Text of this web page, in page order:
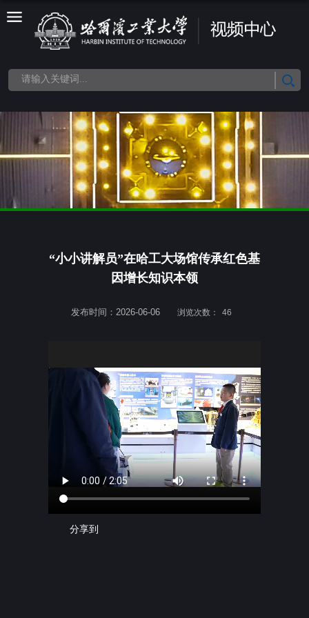
“小小讲解员”在哈工大场馆传承红色基
因增长知识本领
发布时间：2026-06-06 浏览次数： 46
分享到